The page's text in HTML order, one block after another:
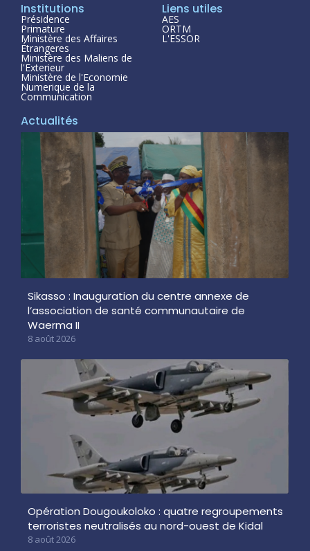
Institutions
Présidence
Primature
Ministère des Affaires
Étrangeres
Ministère des Maliens de
l'Exterieur
Ministère de l'Economie
Numerique de la
Communication
Liens utiles
AES
ORTM
L'ESSOR
Actualités
Sikasso : Inauguration du centre annexe de
l’association de santé communautaire de
Waerma II
8 août 2026
Opération Dougoukoloko : quatre regroupements
terroristes neutralisés au nord-ouest de Kidal
8 août 2026